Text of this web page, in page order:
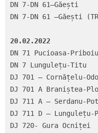
DN 7-DN 61–Găești
DN 7-DN 61 –Găești
20.02.2022
DN 71 Pucioasa-Priboiu
DN 7 Lungulețu-Titu
DJ 701 – Cornățelu-
DJ 701 A Braniștea-
DJ 711 A – Serdanu-
DJ 711 D – Lungulețu-
DJ 720- Gura Ocniței